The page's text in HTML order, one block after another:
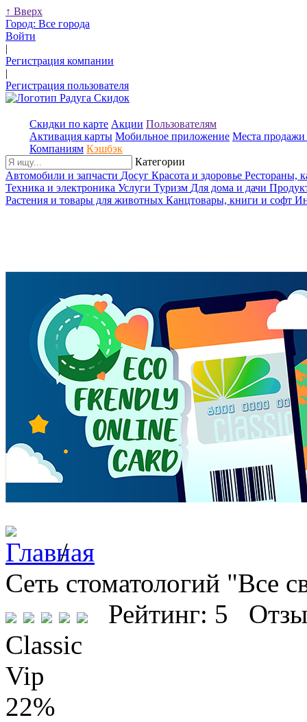
↑ Вверх
Город: Все города
Войти
|
Регистрация компании
|
Регистрация пользователя
Скидки по карте Акции Пользователям
Активация карты Мобильное приложение Места продажи
Компаниям Кэшбэк
Категории
Автомобили и запчасти Досуг Красота и здоровье Рестораны,
Техника и электроника Услуги Туризм Для дома и дачи
Растения и товары для животных Канцтовары, книги и софт
/
Сеть стоматологий "Все
Рейтинг: 5
Classic
Vip
22%